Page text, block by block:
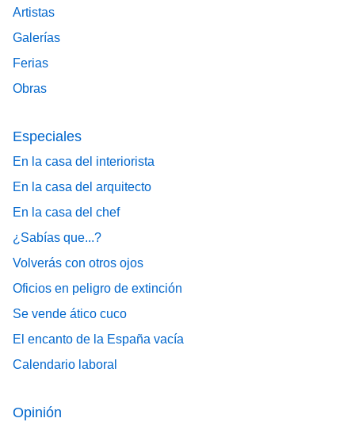
Artistas
Galerías
Ferias
Obras
Especiales
En la casa del interiorista
En la casa del arquitecto
En la casa del chef
¿Sabías que...?
Volverás con otros ojos
Oficios en peligro de extinción
Se vende ático cuco
El encanto de la España vacía
Calendario laboral
Opinión